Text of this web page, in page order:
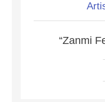
“Zanmi